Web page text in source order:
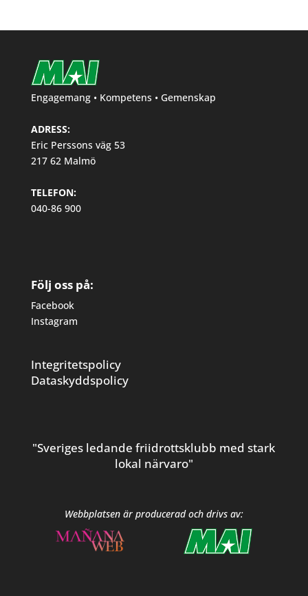
Engagemang • Kompetens • Gemenskap
ADRESS:
Eric Perssons väg 53
217 62 Malmö
TELEFON:
040-86 900
Följ oss på:
Facebook
Instagram
Integritetspolicy
Dataskyddspolicy
"Sveriges ledande friidrottsklubb med stark
lokal närvaro"
Webbplatsen är producerad och drivs av: